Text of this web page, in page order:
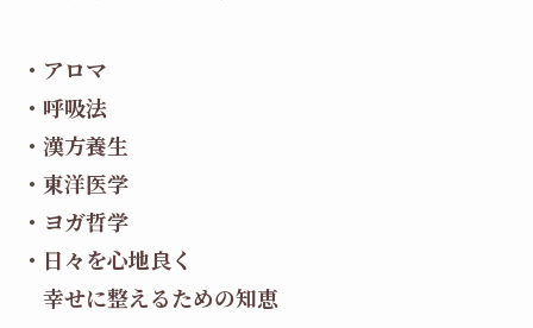
・アロマ
・呼吸法
・漢方養生
・東洋医学
・ヨガ哲学
・日々を心地良く
幸せに整えるための知恵